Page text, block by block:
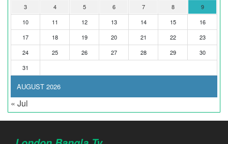
AUGUST 2026
3
4 5 6 7 8
9
10
11 12 13 14 15
16
17
18 19 20 21 22
23
24
25 26 27 28 29
30
31
« Jul